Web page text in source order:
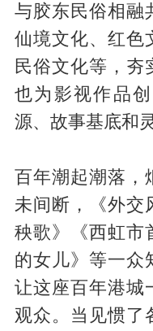
与胶东民俗相融
仙境文化、红色
民俗文化等，夯
也为影视作品
源、故事基底和
百年潮起潮落，
未间断，《外交
秧歌》《西虹市
的女儿》等一众
让这座百年港城
观众。当见惯了